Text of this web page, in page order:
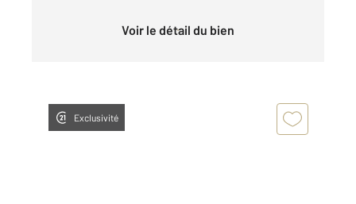
Voir le détail du bien
Exclusivité